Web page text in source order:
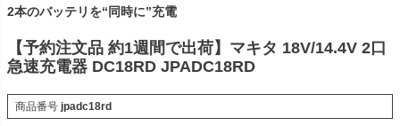
2本のバッテリを“同時に”充電
【予約注文品 約1週間で出荷】マキタ 18V/14.4V 2口
急速充電器 DC18RD JPADC18RD
商品番号 jpadc18rd